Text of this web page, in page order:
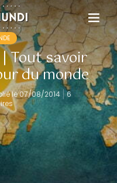
Tout savoir
du monde
le 07/08/2014
6